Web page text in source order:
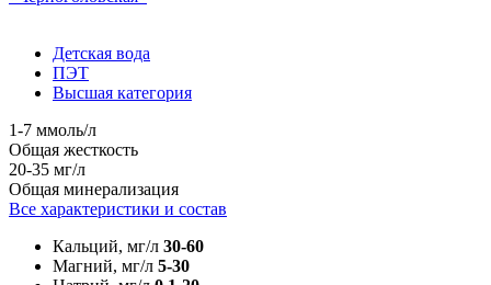
Детская вода
ПЭТ
Высшая категория
1-7 ммоль/л
Общая жесткость
20-35 мг/л
Общая минерализация
Все характеристики и состав
Кальций, мг/л 30-60
Магний, мг/л 5-30